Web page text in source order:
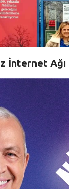
İnternet Ağı